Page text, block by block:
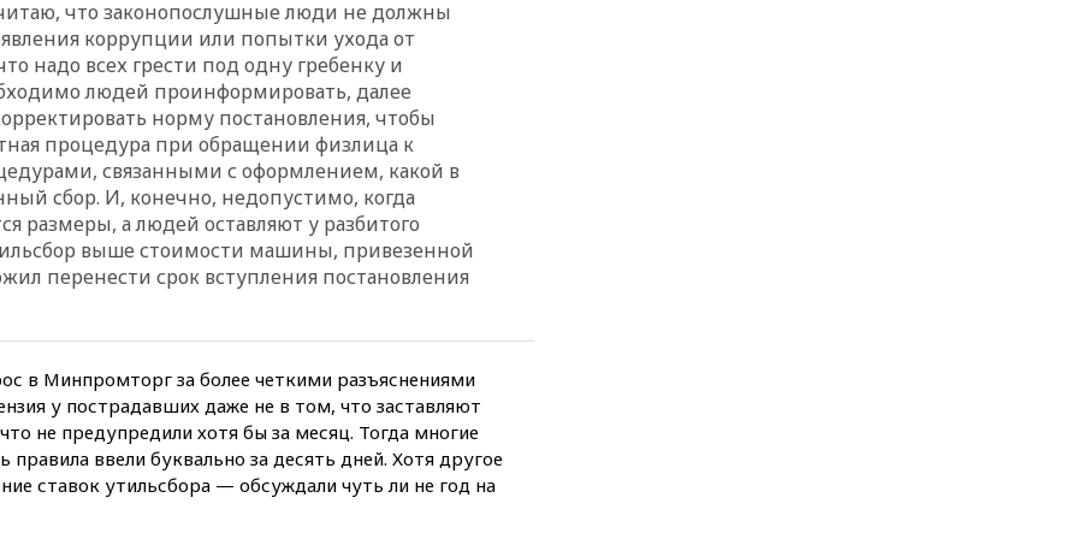
США стал Тодд Бланш
вчера, 13:37Пляжи
Геленджика закрыты из-за
опасности БПЛА
вчера, 13:03Испания ввела
погранконтроль для
итальянских туристов
вчера, 12:27Возгорание на
Ильском НПЗ, вызванное
атакой БПЛА, потушили
Лерчек
вчера, 11:07При
столкновении катера и лодки
под Самарой погибли два
человека
вчера, 10:27 Движение по
трассе «Новороссия»
что законопослушные люди не должны
коррупции или попытки ухода от
надо всех грести под одну гребенку и
людей проинформировать, далее
норму постановления, чтобы
процедура при обращении физлица к
связанными с оформлением, какой в
сбор. И, конечно, недопустимо, когда
размеры, а людей оставляют у разбитого
выше стоимости машины, привезенной
перенести срок вступления постановления
в Минпромторг за более четкими разъяснениями
у пострадавших даже не в том, что заставляют
не предупредили хотя бы за месяц. Тогда многие
ввели буквально за десять дней. Хотя другое
ставок утильсбора — обсуждали чуть ли не год на